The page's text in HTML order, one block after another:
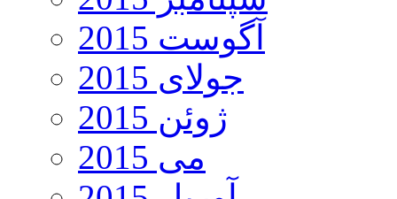
آگوست 2015
جولای 2015
ژوئن 2015
می 2015